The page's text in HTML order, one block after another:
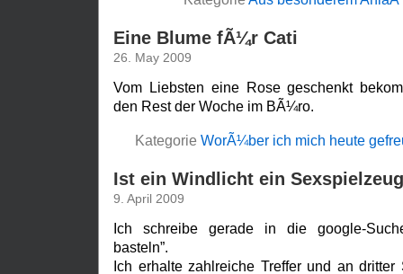
Eine Blume fÃ¼r Cati
26. May 2009
Vom Liebsten eine Rose geschenkt
den Rest der Woche im BÃ¼ro.
Kategorie WorÃ¼ber ich mich heute
Ist ein Windlicht ein
9. April 2009
Ich schreibe gerade in die google-
basteln”.
Ich erhalte zahlreiche Treffer und an